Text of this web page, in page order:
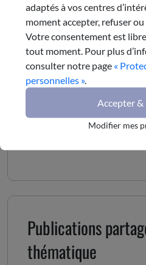
28 janvier 2026
Le 27 janvier dernier, le
QUADRINI a présenté les
Auvergne-Rhône-Alpes à
Publications
thématique
adaptés à vos centres
moment accepter, refuser
Votre consentement est
tout moment. Pour plus
consulter notre page «
personnelles ».
Accepter &
Modifier mes